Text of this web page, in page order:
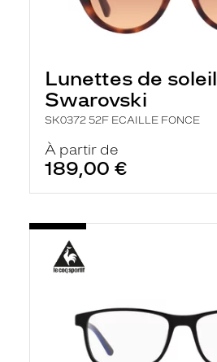
Lunettes de soleil
Swarovski
SK0372 52F ECAILLE FONCE
À partir de
189,00 €